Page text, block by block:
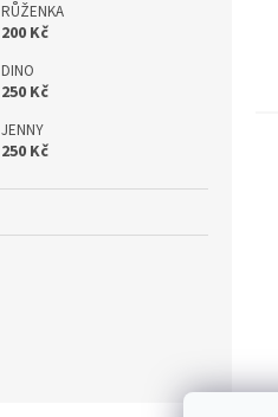
RŮŽENKA
200 Kč
DINO
250 Kč
JENNY
250 Kč